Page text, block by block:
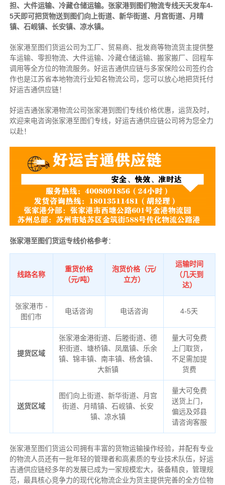
担、大件运输、冷藏仓储运输。张家港到图们物流专线天天发车4-
5天即可把货物送到图们向上街道、新华街道、月宫街道、月晴
镇、石岘镇、长安镇、凉水镇。
张家港至图们货运公司为工厂、贸易商、批发商等物流货主提供整
车运输、零担物流、大件运输、冷藏仓储运输、搬家搬厂、回程车
调用等全方位的物流服务。好运吉通供应链与多家保险公司签约合
作也是江苏省本地物流行业知名物流公司，您可以放心地把货托付
好运吉通供应链！
好运吉通张家港物流公司张家港到图们专线价格优惠，运货及时，
欢迎来电咨询张家港至图们专线，好运吉通供应链公司将为您全力
以赴！
张家港至图们货运专线价格参考：
线路名称
重货价格
（元/吨）
泡货价格（元/
立方）
运输时间
（几天到
达）
张家港市 -
图们市
电话咨询 电话咨询 4-5天
提货区域
张家港金港街道、后塍街道、德
积街道、塘桥镇、凤凰镇、乐余
镇、锦丰镇、南丰镇、杨舍镇、
大新镇
量大可免费
上门取货，
不足需加提
货费
送货区域
图们向上街道、新华街道、月宫
街道、月晴镇、石岘镇、长安
镇、凉水镇
量大可免费
送货上门，
偏远及郊县
请咨询客服
张家港至图们货运公司拥有丰富的货物运输操作经验，并配有专业
的物流人员还有一批年轻的管理者和高素质的专业技术队伍，好运
吉通供应链经多年的发展已成为一家规模宏大，装备精良，管理规
范，最具核心竞争力的现代化物流企业为货主提供完善的全方位物